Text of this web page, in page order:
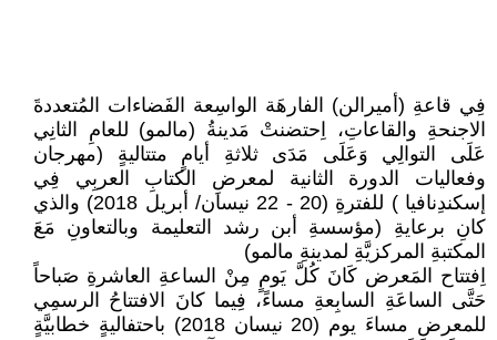
فِي قاعةِ (أميرالن) الفارهَة الواسِعة الفَضاءات المُتعددةَ
الاجنحةِ والقاعاتِ، اِحتضنتْ مَدينةُ (مالمو) للعامِ الثانِي
عَلَى التوالِي وَعَلَى مَدَى ثلاثةِ أيامٍ متتاليةٍ (مهرجان
وفعاليات الدورة الثانية لمعرضِ الكتابِ العربِي فِي
إسكندِنافيا ) للفترةِ (20 - 22 نيسان/ أبريل 2018) والذي
كانِ برعايةِ (مؤسسةِ أبن رشد التعليمة وبالتعاونِ مَعَ
المكتبةِ المركزيَّةِ لمدينةِ مالمو)
اِفتتاح المَعرض كَانَ كُلَّ يَومٍ مِنْ الساعةِ العاشرةِ صَباحاً
حَتَّى الساعَةِ السابِعةِ مساءً، فِيما كانَ الافتتاحُ الرسمِي
للمعرضِ مساءَ يوم (20 نيسان 2018) باحتفاليةٍ خطابيَّةٍ